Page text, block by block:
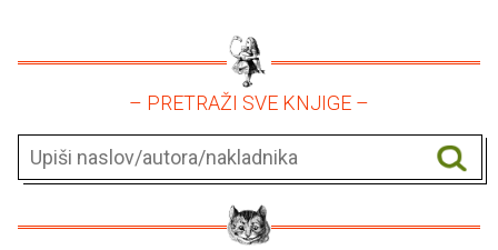
– PRETRAŽI SVE KNJIGE –